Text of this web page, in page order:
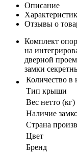
Описание
Отзывы о
Комплект
на
дверной
замки
Количество в
Тип крыши
Вес нетто (кг)
Наличие
Страна
Цвет
Бренд